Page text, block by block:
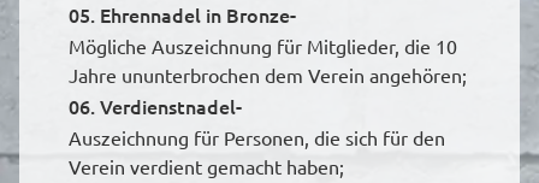
05. Ehrennadel in Bronze-
Mögliche Auszeichnung für Mitglieder, die 10
Jahre ununterbrochen dem Verein angehören;
06. Verdienstnadel-
Auszeichnung für Personen, die sich für den
Verein verdient gemacht haben;